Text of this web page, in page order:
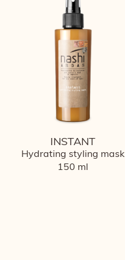
INSTANT
Hydrating styling mask
150 ml